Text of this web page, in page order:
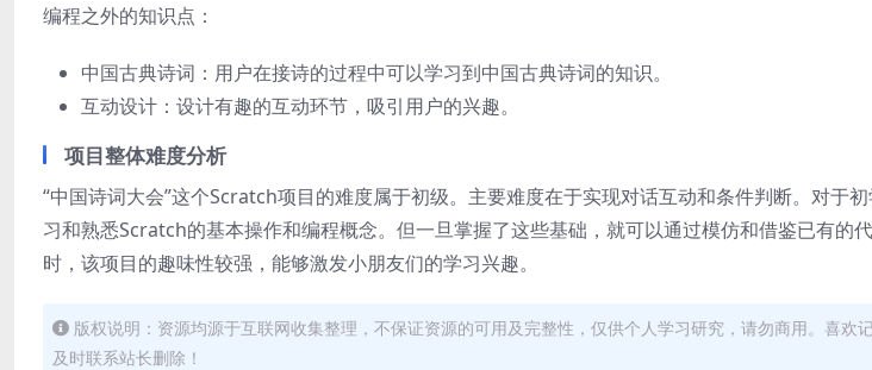
编程之外的知识点：
中国古典诗词：用户在接诗的过程中可以学习到中国古典诗词的知识。
互动设计：设计有趣的互动环节，吸引用户的兴趣。
项目整体难度分析
“中国诗词大会”这个Scratch项目的难度属于初级。主要难度在于实现对话互动和条件判断。对于
习和熟悉Scratch的基本操作和编程概念。但一旦掌握了这些基础，就可以通过模仿和借鉴已有的
时，该项目的趣味性较强，能够激发小朋友们的学习兴趣。
版权说明：资源均源于互联网收集整理，不保证资源的可用及完整性，仅供个人学习研究，请勿商用。喜欢
及时联系站长删除！